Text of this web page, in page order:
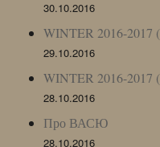
30.10.2016
WINTER 2016-2017
29.10.2016
WINTER 2016-2017
28.10.2016
Про ВАСЮ
28.10.2016